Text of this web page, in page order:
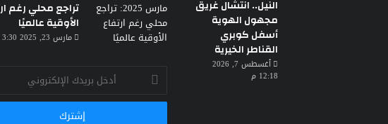
النيل.. انتشال غريق
مجهول الهوية
أسفل كوبري
القناطر الخيرية
أغسطس 7, 2026
12:18 م
تراجع محلي رغم
الأوقية عالميًا
مارس 23, 2025 3:30 ص
أدخل
بريدك
الإلكتروني